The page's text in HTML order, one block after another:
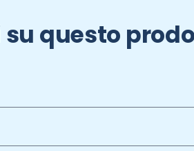
su questo